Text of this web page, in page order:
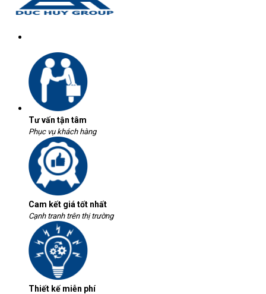
Tư vấn tận tâm
Phục vụ khách hàng
Cam kết giá tốt nhất
Cạnh tranh trên thị trường
Thiết kế miễn phí